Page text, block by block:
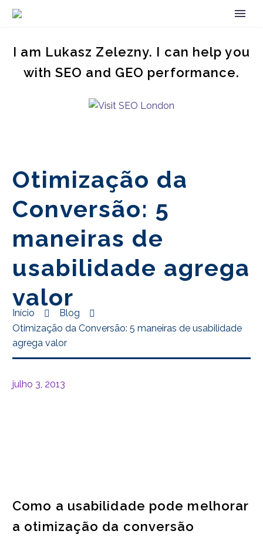
I am Lukasz Zelezny. I can help you
with SEO and GEO performance.
Otimização da
Conversão: 5
maneiras de
usabilidade agrega
valor
Início
Blog
Otimização da Conversão: 5 maneiras de usabilidade
agrega valor
julho 3, 2013
Como a usabilidade pode melhorar
a otimização da conversão